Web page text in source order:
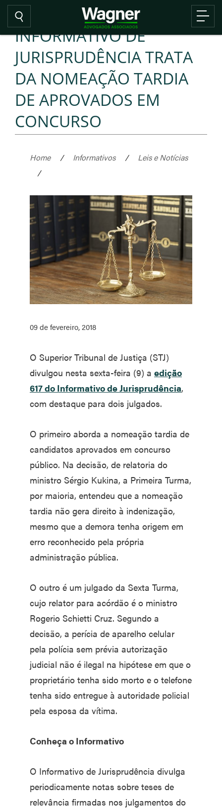
INFORMATIVO DE
JURISPRUDÊNCIA TRATA
DA NOMEAÇÃO TARDIA
DE APROVADOS EM
CONCURSO
Home / Informativos /
Leis e Notícias
/
09 de fevereiro, 2018
O Superior Tribunal de Justiça (STJ)
divulgou nesta sexta-feira (9) a edição
617 do Informativo de Jurisprudência,
com destaque para dois julgados.
O primeiro aborda a nomeação tardia de
candidatos aprovados em concurso
público. Na decisão, de relatoria do
ministro Sérgio Kukina, a Primeira Turma,
por maioria, entendeu que a nomeação
tardia não gera direito à indenização,
mesmo que a demora tenha origem em
erro reconhecido pela própria
administração pública.
O outro é um julgado da Sexta Turma,
cujo relator para acórdão é o ministro
Rogerio Schietti Cruz. Segundo a
decisão, a perícia de aparelho celular
pela polícia sem prévia autorização
judicial não é ilegal na hipótese em que o
proprietário tenha sido morto e o telefone
tenha sido entregue à autoridade policial
pela esposa da vítima.
Conheça o Informativo
O Informativo de Jurisprudência divulga
periodicamente notas sobre teses de
relevância firmadas nos julgamentos do